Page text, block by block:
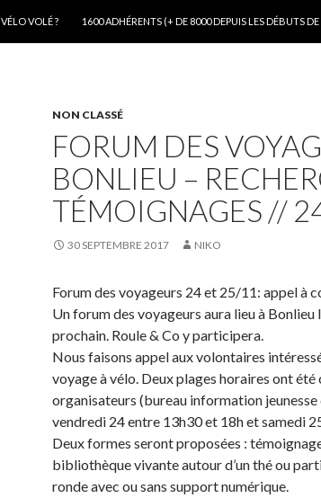
VÉLO VOLÉ ? 1600 ADHÉRENTS (+ DE 8000 DEPUIS LES DÉBUTS DE
NON CLASSÉ
FORUM DES
BONLIEU –
TÉMOIGNAGES //
30 SEPTEMBRE 2017 NIKO
Forum des voyageurs 24 et 25/11: appel à
Un forum des voyageurs aura lieu à
prochain. Roule & Co y participera.
Nous faisons appel aux volontaires
voyage à vélo. Deux plages horaires ont été
organisateurs (bureau information jeunesse
vendredi 24 entre 13h30 et 18h et samedi
Deux formes seront proposées :
bibliothèque vivante autour d’un thé ou
ronde avec ou sans support numérique.